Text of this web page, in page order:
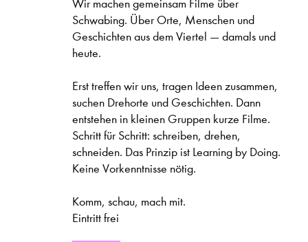
Wir machen gemeinsam Filme über
Schwabing. Über Orte, Menschen und
Geschichten aus dem Viertel — damals und
heute.
Erst treffen wir uns, tragen Ideen zusammen,
suchen Drehorte und Geschichten. Dann
entstehen in kleinen Gruppen kurze Filme.
Schritt für Schritt: schreiben, drehen,
schneiden. Das Prinzip ist Learning by Doing.
Keine Vorkenntnisse nötig.
Komm, schau, mach mit.
Eintritt frei